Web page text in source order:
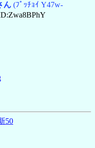
ん (ﾌﾟｯﾁｮｲ Y47w-
50